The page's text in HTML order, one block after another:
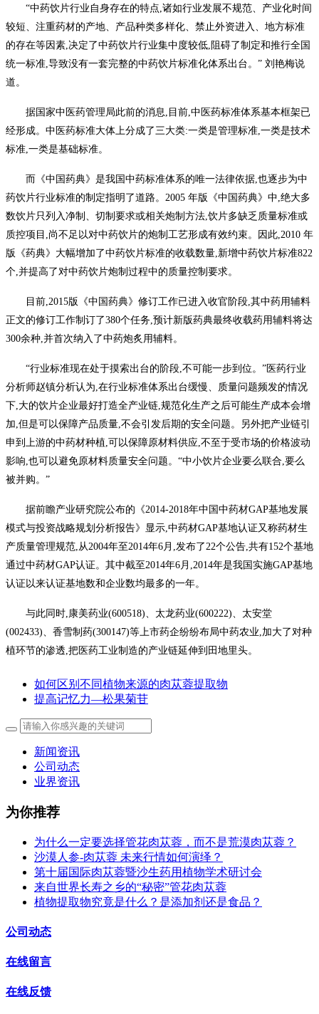
“中药饮片行业自身存在的特点,诸如行业发展不规范、产业化时间
较短、注重药材的产地、产品种类多样化、禁止外资进入、地方标准
的存在等因素,决定了中药饮片行业集中度较低,阻碍了制定和推行全国
统一标准,导致没有一套完整的中药饮片标准化体系出台。” 刘艳梅说
道。
据国家中医药管理局此前的消息,目前,中医药标准体系基本框架已
经形成。中医药标准大体上分成了三大类:一类是管理标准,一类是技术
标准,一类是基础标准。
而《中国药典》是我国中药标准体系的唯一法律依据,也逐步为中
药饮片行业标准的制定指明了道路。2005 年版《中国药典》中,绝大多
数饮片只列入净制、切制要求或相关炮制方法,饮片多缺乏质量标准或
质控项目,尚不足以对中药饮片的炮制工艺形成有效约束。因此,2010 年
版《药典》大幅增加了中药饮片标准的收载数量,新增中药饮片标准822
个,并提高了对中药饮片炮制过程中的质量控制要求。
目前,2015版《中国药典》修订工作已进入收官阶段,其中药用辅料
正文的修订工作制订了380个任务,预计新版药典最终收载药用辅料将达
300余种,并首次纳入了中药炮炙用辅料。
“行业标准现在处于摸索出台的阶段,不可能一步到位。”医药行业
分析师赵镇分析认为,在行业标准体系出台缓慢、质量问题频发的情况
下,大的饮片企业最好打造全产业链,规范化生产之后可能生产成本会增
加,但是可以保障产品质量,不会引发后期的安全问题。另外把产业链引
申到上游的中药材种植,可以保障原材料供应,不至于受市场的价格波动
影响,也可以避免原材料质量安全问题。“中小饮片企业要么联合,要么
被并购。”
据前瞻产业研究院公布的《2014-2018年中国中药材GAP基地发展
模式与投资战略规划分析报告》显示,中药材GAP基地认证又称药材生
产质量管理规范,从2004年至2014年6月,发布了22个公告,共有152个基地
通过中药材GAP认证。其中截至2014年6月,2014年是我国实施GAP基地
认证以来认证基地数和企业数均最多的一年。
与此同时,康美药业(600518)、太龙药业(600222)、太安堂
(002433)、香雪制药(300147)等上市药企纷纷布局中药农业,加大了对种
植环节的渗透,把医药工业制造的产业链延伸到田地里头。
如何区别不同植物来源的肉苁蓉提取物
提高记忆力—松果菊苷
新闻资讯
公司动态
业界资讯
为你推荐
为什么一定要选择管花肉苁蓉，而不是荒漠肉苁蓉？
沙漠人参-肉苁蓉 未来行情如何演绎？
第十届国际肉苁蓉暨沙生药用植物学术研讨会
来自世界长寿之乡的“秘密”管花肉苁蓉
植物提取物究竟是什么？是添加剂还是食品？
公司动态
在线留言
在线反馈